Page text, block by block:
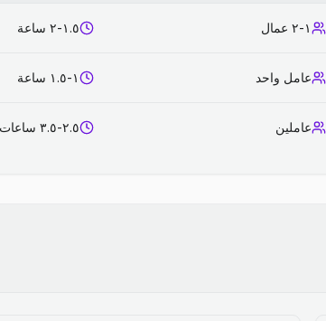
١-٢ عمال ١.٥-٢ ساعة
عامل واحد ١-١.٥ ساعة
عاملين ٢.٥-٣.٥ ساعات